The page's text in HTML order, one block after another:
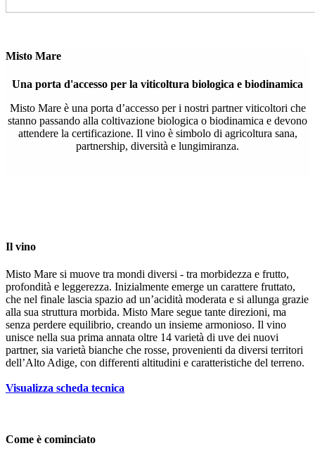
Misto Mare
Una porta d'accesso per la viticoltura biologica e biodinamica
Misto Mare è una porta d’accesso per i nostri partner viticoltori che
stanno passando alla coltivazione biologica o biodinamica e devono
attendere la certificazione. Il vino è simbolo di agricoltura sana,
partnership, diversità e lungimiranza.
Il vino
Misto Mare si muove tra mondi diversi - tra morbidezza e frutto,
profondità e leggerezza. Inizialmente emerge un carattere fruttato,
che nel finale lascia spazio ad un’acidità moderata e si allunga grazie
alla sua struttura morbida. Misto Mare segue tante direzioni, ma
senza perdere equilibrio, creando un insieme armonioso. Il vino
unisce nella sua prima annata oltre 14 varietà di uve dei nuovi
partner, sia varietà bianche che rosse, provenienti da diversi territori
dell’Alto Adige, con differenti altitudini e caratteristiche del terreno.
Visualizza scheda tecnica
Come è cominciato